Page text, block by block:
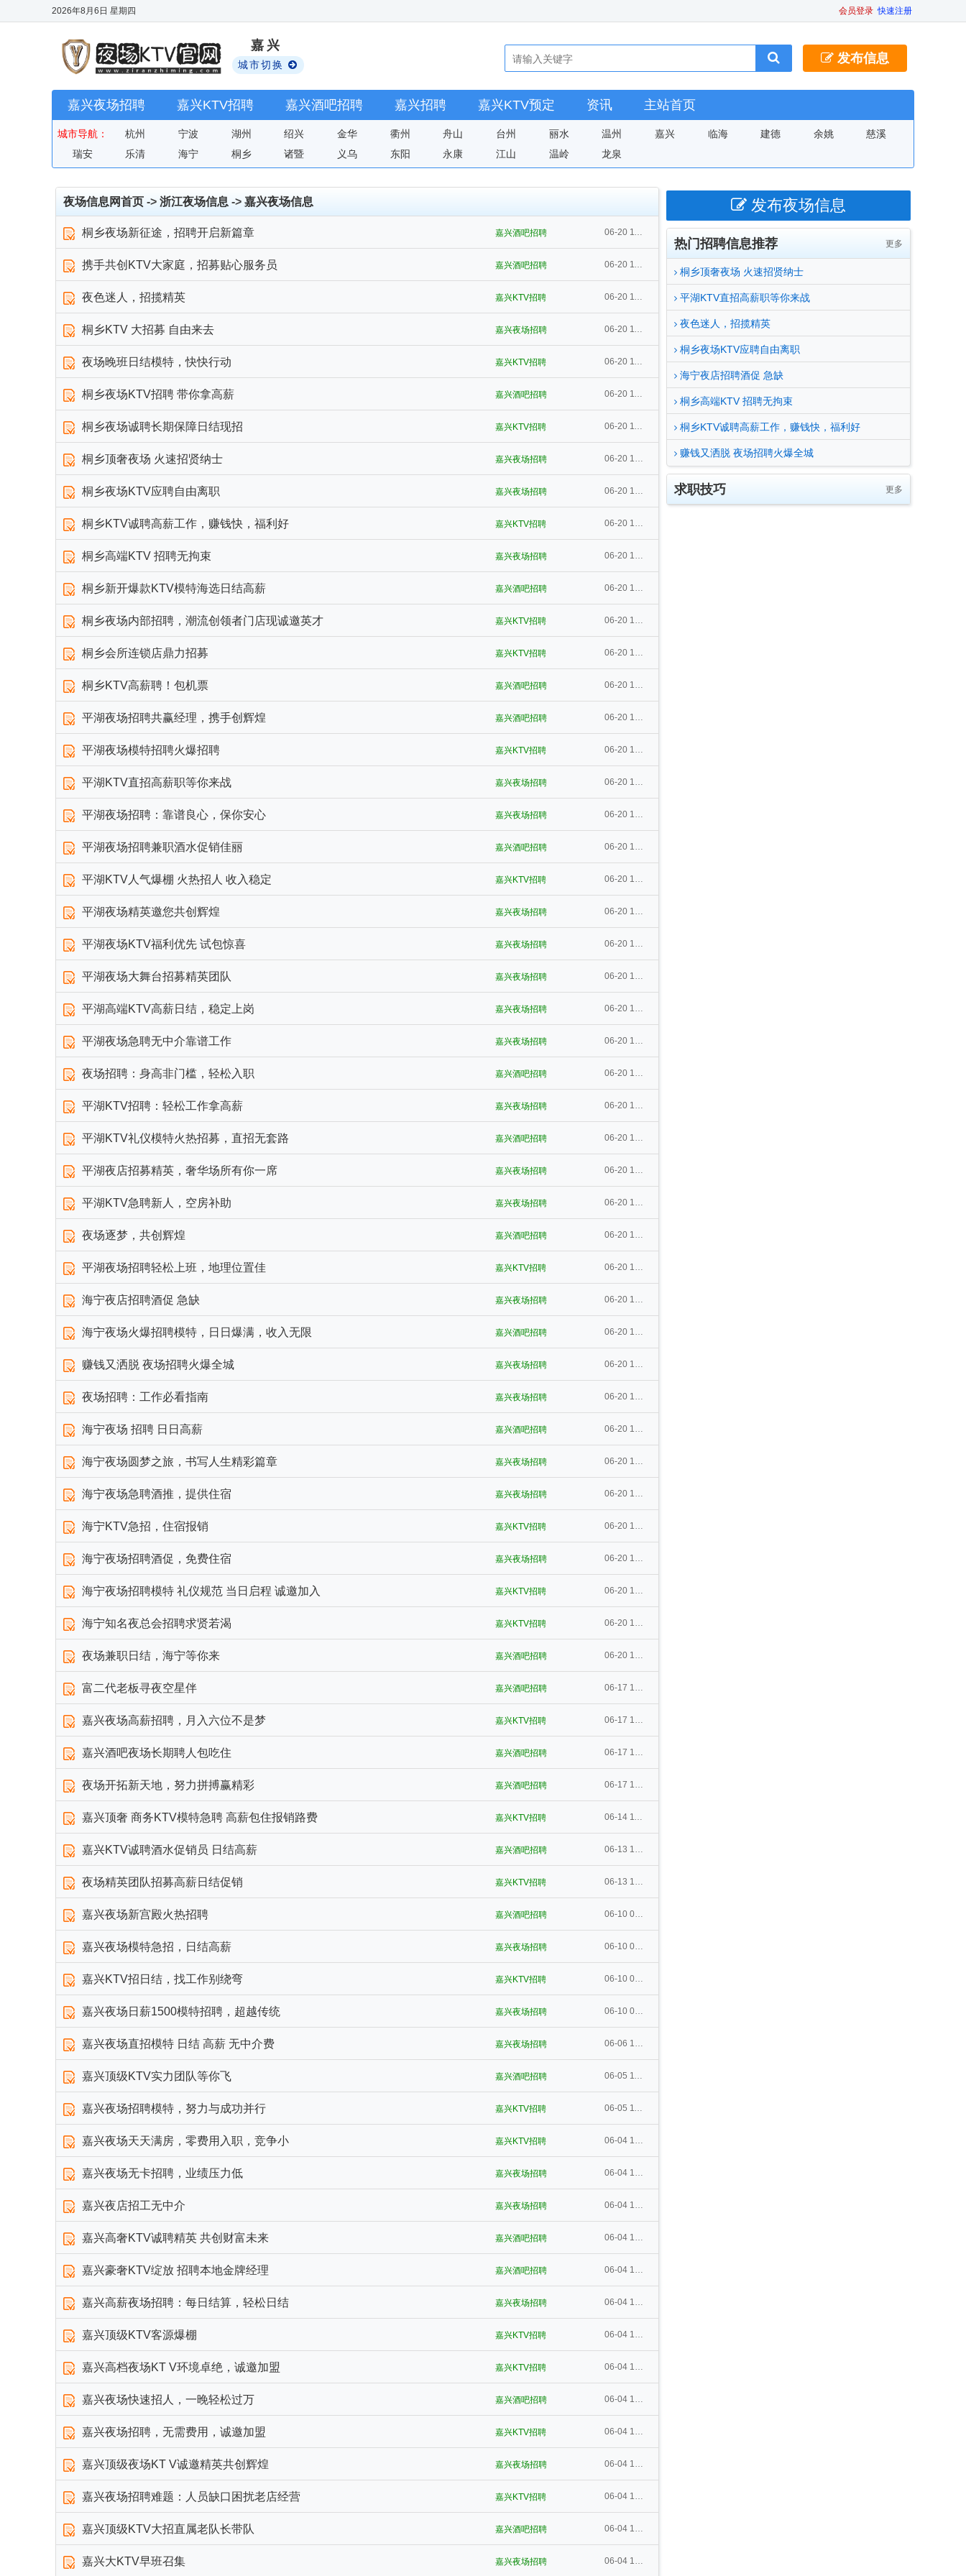
2026年8月6日 星期四 会员登录 快速注册
嘉兴
城市切换 发布信息
嘉兴夜场招聘 嘉兴KTV招聘 嘉兴酒吧招聘 嘉兴招聘 嘉兴KTV预定 资讯 主站首页
城市导航： 杭州 宁波 湖州 绍兴 金华 衢州 舟山 台州 丽水 温州 嘉兴 临海 建德 余姚
慈溪
瑞安
乐清 海宁 桐乡 诸暨 义乌 东阳 永康 江山 温岭 龙泉
夜场信息网首页 -> 浙江夜场信息 -> 嘉兴夜场信息
桐乡夜场新征途，招聘开启新篇章 嘉兴酒吧招聘 06-20 11:01
携手共创KTV大家庭，招募贴心服务员 嘉兴酒吧招聘 06-20 11:01
夜色迷人，招揽精英 嘉兴KTV招聘 06-20 11:01
桐乡KTV 大招募 自由来去 嘉兴夜场招聘 06-20 11:00
夜场晚班日结模特，快快行动 嘉兴KTV招聘 06-20 11:00
桐乡夜场KTV招聘 带你拿高薪 嘉兴酒吧招聘 06-20 11:00
桐乡夜场诚聘长期保障日结现招 嘉兴KTV招聘 06-20 11:00
桐乡顶奢夜场 火速招贤纳士 嘉兴夜场招聘 06-20 10:59
桐乡夜场KTV应聘自由离职 嘉兴夜场招聘 06-20 10:59
桐乡KTV诚聘高薪工作，赚钱快，福利好 嘉兴KTV招聘 06-20 10:59
桐乡高端KTV 招聘无拘束 嘉兴夜场招聘 06-20 10:59
桐乡新开爆款KTV模特海选日结高薪 嘉兴酒吧招聘 06-20 10:59
桐乡夜场内部招聘，潮流创领者门店现诚邀英才 嘉兴KTV招聘 06-20 10:58
桐乡会所连锁店鼎力招募 嘉兴KTV招聘 06-20 10:58
桐乡KTV高薪聘！包机票 嘉兴酒吧招聘 06-20 10:58
平湖夜场招聘共赢经理，携手创辉煌 嘉兴酒吧招聘 06-20 10:57
平湖夜场模特招聘火爆招聘 嘉兴KTV招聘 06-20 10:57
平湖KTV直招高薪职等你来战 嘉兴夜场招聘 06-20 10:57
平湖夜场招聘：靠谱良心，保你安心 嘉兴夜场招聘 06-20 10:57
平湖夜场招聘兼职酒水促销佳丽 嘉兴酒吧招聘 06-20 10:57
平湖KTV人气爆棚 火热招人 收入稳定 嘉兴KTV招聘 06-20 10:56
平湖夜场精英邀您共创辉煌 嘉兴夜场招聘 06-20 10:56
平湖夜场KTV福利优先 试包惊喜 嘉兴夜场招聘 06-20 10:56
平湖夜场大舞台招募精英团队 嘉兴夜场招聘 06-20 10:56
平湖高端KTV高薪日结，稳定上岗 嘉兴夜场招聘 06-20 10:56
平湖夜场急聘无中介靠谱工作 嘉兴夜场招聘 06-20 10:55
夜场招聘：身高非门槛，轻松入职 嘉兴酒吧招聘 06-20 10:55
平湖KTV招聘：轻松工作拿高薪 嘉兴夜场招聘 06-20 10:55
平湖KTV礼仪模特火热招募，直招无套路 嘉兴酒吧招聘 06-20 10:55
平湖夜店招募精英，奢华场所有你一席 嘉兴夜场招聘 06-20 10:55
平湖KTV急聘新人，空房补助 嘉兴夜场招聘 06-20 10:54
夜场逐梦，共创辉煌 嘉兴酒吧招聘 06-20 10:54
平湖夜场招聘轻松上班，地理位置佳 嘉兴KTV招聘 06-20 10:54
海宁夜店招聘酒促 急缺 嘉兴夜场招聘 06-20 10:54
海宁夜场火爆招聘模特，日日爆满，收入无限 嘉兴酒吧招聘 06-20 10:53
赚钱又洒脱 夜场招聘火爆全城 嘉兴夜场招聘 06-20 10:53
夜场招聘：工作必看指南 嘉兴夜场招聘 06-20 10:53
海宁夜场 招聘 日日高薪 嘉兴酒吧招聘 06-20 10:53
海宁夜场圆梦之旅，书写人生精彩篇章 嘉兴夜场招聘 06-20 10:53
海宁夜场急聘酒推，提供住宿 嘉兴夜场招聘 06-20 10:52
海宁KTV急招，住宿报销 嘉兴KTV招聘 06-20 10:52
海宁夜场招聘酒促，免费住宿 嘉兴夜场招聘 06-20 10:52
海宁夜场招聘模特 礼仪规范 当日启程 诚邀加入 嘉兴KTV招聘 06-20 10:52
海宁知名夜总会招聘求贤若渴 嘉兴KTV招聘 06-20 10:52
夜场兼职日结，海宁等你来 嘉兴酒吧招聘 06-20 10:52
富二代老板寻夜空星伴 嘉兴酒吧招聘 06-17 10:45
嘉兴夜场高薪招聘，月入六位不是梦 嘉兴KTV招聘 06-17 10:28
嘉兴酒吧夜场长期聘人包吃住 嘉兴酒吧招聘 06-17 10:22
夜场开拓新天地，努力拼搏赢精彩 嘉兴酒吧招聘 06-17 10:22
嘉兴顶奢 商务KTV模特急聘 高薪包住报销路费 嘉兴KTV招聘 06-14 11:38
嘉兴KTV诚聘酒水促销员 日结高薪 嘉兴酒吧招聘 06-13 12:05
夜场精英团队招募高薪日结促销 嘉兴KTV招聘 06-13 12:02
嘉兴夜场新宫殿火热招聘 嘉兴酒吧招聘 06-10 09:37
嘉兴夜场模特急招，日结高薪 嘉兴夜场招聘 06-10 09:36
嘉兴KTV招日结，找工作别绕弯 嘉兴KTV招聘 06-10 09:35
嘉兴夜场日薪1500模特招聘，超越传统 嘉兴夜场招聘 06-10 09:18
嘉兴夜场直招模特 日结 高薪 无中介费 嘉兴夜场招聘 06-06 13:02
嘉兴顶级KTV实力团队等你飞 嘉兴酒吧招聘 06-05 11:06
嘉兴夜场招聘模特，努力与成功并行 嘉兴KTV招聘 06-05 11:05
嘉兴夜场天天满房，零费用入职，竞争小 嘉兴KTV招聘 06-04 19:02
嘉兴夜场无卡招聘，业绩压力低 嘉兴夜场招聘 06-04 19:02
嘉兴夜店招工无中介 嘉兴夜场招聘 06-04 19:01
嘉兴高奢KTV诚聘精英 共创财富未来 嘉兴酒吧招聘 06-04 19:01
嘉兴豪奢KTV绽放 招聘本地金牌经理 嘉兴酒吧招聘 06-04 19:01
嘉兴高薪夜场招聘：每日结算，轻松日结 嘉兴夜场招聘 06-04 19:01
嘉兴顶级KTV客源爆棚 嘉兴KTV招聘 06-04 19:01
嘉兴高档夜场KT V环境卓绝，诚邀加盟 嘉兴KTV招聘 06-04 19:00
嘉兴夜场快速招人，一晚轻松过万 嘉兴酒吧招聘 06-04 19:00
嘉兴夜场招聘，无需费用，诚邀加盟 嘉兴KTV招聘 06-04 19:00
嘉兴顶级夜场KT V诚邀精英共创辉煌 嘉兴夜场招聘 06-04 19:00
嘉兴夜场招聘难题：人员缺口困扰老店经营 嘉兴KTV招聘 06-04 19:00
嘉兴顶级KTV大招直属老队长带队 嘉兴酒吧招聘 06-04 18:59
嘉兴大KTV早班召集 嘉兴夜场招聘 06-04 18:59
发布夜场信息
更多
热门招聘信息推荐
桐乡顶奢夜场 火速招贤纳士
平湖KTV直招高薪职等你来战
夜色迷人，招揽精英
桐乡夜场KTV应聘自由离职
海宁夜店招聘酒促 急缺
桐乡高端KTV 招聘无拘束
桐乡KTV诚聘高薪工作，赚钱快，福利好
赚钱又洒脱 夜场招聘火爆全城
更多
求职技巧